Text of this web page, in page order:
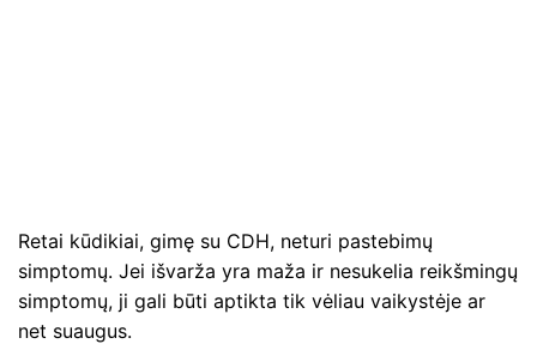
Retai kūdikiai, gimę su CDH, neturi pastebimų
simptomų. Jei išvarža yra maža ir nesukelia reikšmingų
simptomų, ji gali būti aptikta tik vėliau vaikystėje ar
net suaugus.